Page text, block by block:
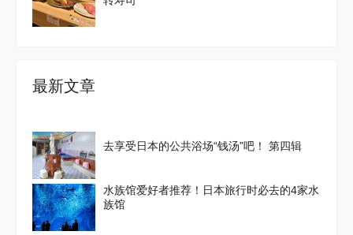
最新文章
去享受日本的公共浴场“钱汤”吧！ 第四辑
水族馆爱好者推荐！日本旅行时必去的4家水
族馆